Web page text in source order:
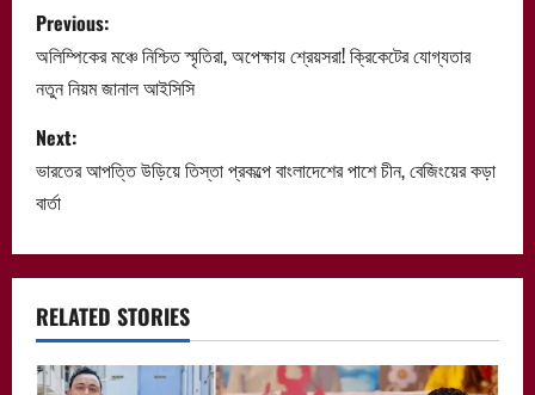
P
o
s
t
n
a
v
i
Previous:
অলিম্পিকের মঞ্চে নিশ্চিত স্মৃতিরা, অপেক্ষায় শ্রেয়সরা! ক্রিকেটের যোগ্যতার
নতুন নিয়ম জানাল আইসিসি
Next:
ভারতের আপত্তি উড়িয়ে তিস্তা প্রকল্পে বাংলাদেশের পাশে চীন, বেজিংয়ের কড়া
বার্তা
RELATED STORIES